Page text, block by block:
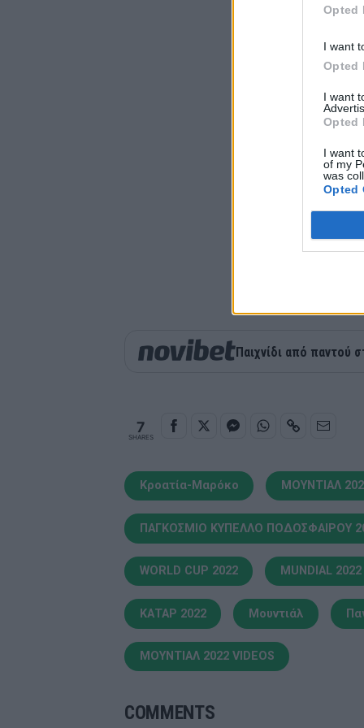
Opted
I want
Opted
I want
Opted
I want
of my
was
Opted
Παιχνίδι από παντού
7
SHARES
Κροατία-Μαρόκο ΜΟΥΝΤΙΑΛ
ΠΑΓΚΟΣΜΙΟ ΚΥΠΕΛΛΟ ΠΟΔΟΣΦΑΙΡΟΥ
WORLD CUP 2022 MUNDIAL 2022
ΚΑΤΑΡ 2022 Μουντιάλ
ΜΟΥΝΤΙΑΛ 2022 VIDEOS
COMMENTS